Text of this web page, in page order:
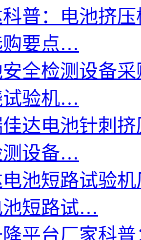
普：电池挤
购要点…
全检测设备
试验机…
达电池针刺
测设备…
池短路试验
池短路试…
平台厂家科